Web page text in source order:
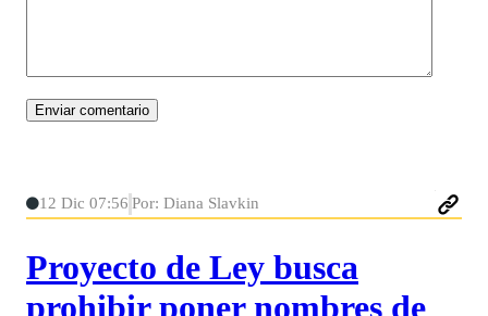
12 Dic 07:56 Por: Diana Slavkin
Proyecto de Ley busca
prohibir poner nombres de